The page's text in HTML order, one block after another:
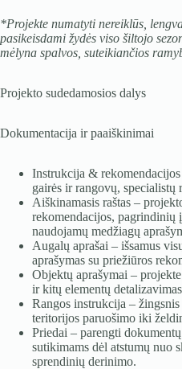
*Projekte numatyti nereiklūs,
pasikeisdami žydės viso šiltojo
mėlyna spalvos, suteikiančios
Projekto sudedamosios dalys
Dokumentacija ir paaiškinimai
Instrukcija &
gairės ir rangovų, specialistų
Aiškinamasis raštas –
rekomendacijos, pagrindinių
naudojamų medžiagų
Augalų aprašai – išsamus
aprašymas su priežiūros
Objektų aprašymai –
ir kitų elementų
Rangos instrukcija –
teritorijos paruošimo iki
Priedai – parengti
sutikimams dėl atstumų nuo
sprendinių derinimo.